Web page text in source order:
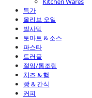
특가
올리브 오일
발사믹
토마토 & 소스
파스타
트러플
절임/통조림
치즈 & 햄
빵 & 간식
커피